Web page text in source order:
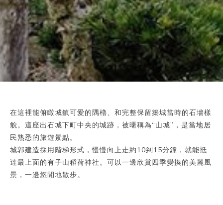
在這裡能俯瞰城鎮可愛的隅櫓、和完整保留築城當時的石墻樣
貌。這座出石城下町中央的城跡，被暱稱為“山城”，是當地居
民熟悉的旅遊景點。
城郭建造採用階梯形式，慢慢向上走約10到15分鐘，就能抵
達最上面的有子山稻荷神社。可以一邊欣賞四季變換的美麗風
景，一邊悠閒地散步。